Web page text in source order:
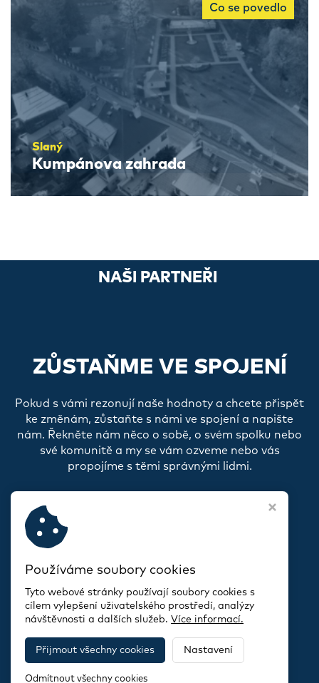
Co se povedlo
Slaný
Kumpánova zahrada
NAŠI PARTNEŘI
ZŮSTAŇME VE SPOJENÍ
Pokud s vámi rezonují naše hodnoty a chcete přispět
ke změnám, zůstaňte s námi ve spojení a napište
nám. Řekněte nám něco o sobě, o svém spolku nebo
své komunitě a my se vám ozveme nebo vás
propojíme s těmi správnými lidmi.
Informace o zpracování souborů cookies
Copyright © 2026,
Používáme soubory cookies
Tyto webové stránky používají soubory cookies s
cílem vylepšení uživatelského prostředí, analýzy
návštěvnosti a dalších služeb. Více informací.
Přijmout všechny cookies Nastavení
Odmítnout všechny cookies